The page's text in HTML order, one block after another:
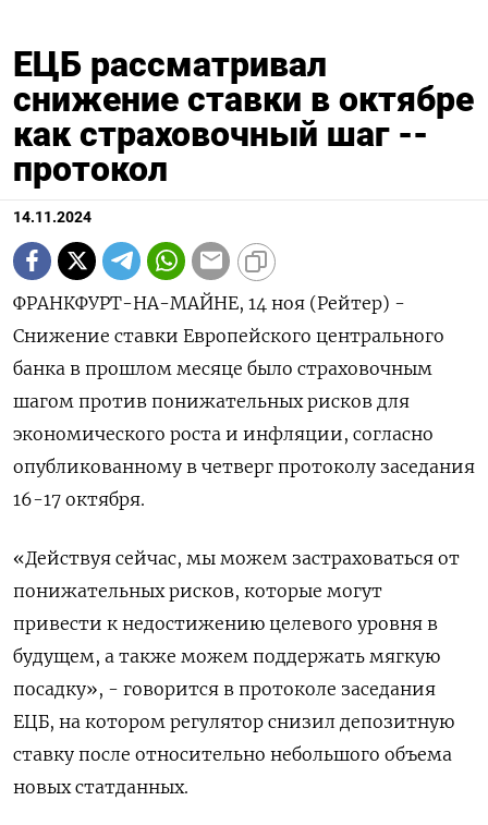
ЕЦБ рассматривал
снижение ставки в октябре
как страховочный шаг --
протокол
14.11.2024
ФРАНКФУРТ-НА-МАЙНЕ, 14 ноя (Рейтер) -
Снижение ставки Европейского центрального
банка в прошлом месяце было страховочным
шагом против понижательных рисков для
экономического роста и инфляции, согласно
опубликованному в четверг протоколу заседания
16-17 октября.
«Действуя сейчас, мы можем застраховаться от
понижательных рисков, которые могут
привести к недостижению целевого уровня в
будущем, а также можем поддержать мягкую
посадку», - говорится в протоколе заседания
ЕЦБ, на котором регулятор снизил депозитную
ставку после относительно небольшого объема
новых статданных.